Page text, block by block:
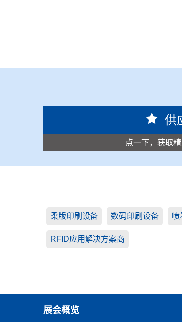
供
点一下，获取
柔版印刷设备 数码印刷设备 喷
RFID应用解决方案商
展会概览